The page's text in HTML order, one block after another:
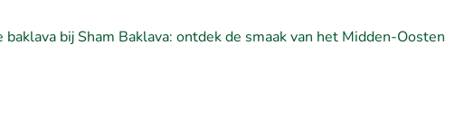
bij Sham Baklava: ontdek de smaak van het Midden-Oosten